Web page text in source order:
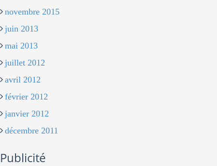
novembre 2015
juin 2013
mai 2013
juillet 2012
avril 2012
février 2012
janvier 2012
décembre 2011
Publicité